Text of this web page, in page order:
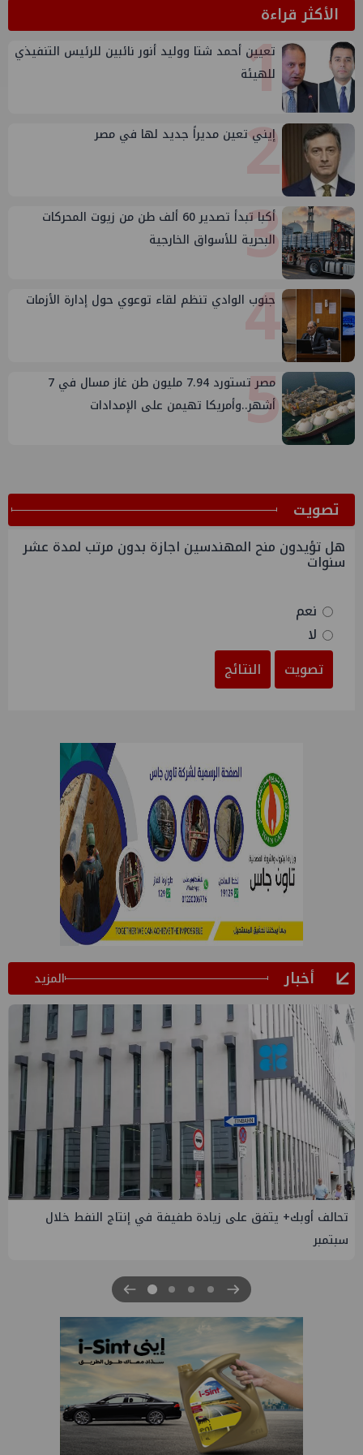
الأكثر قراءة1
تعيين أحمد شتا ووليد أنور نائبين للرئيس التنفيذي
للهيئة
2
إيني تعين مديراً جديد لها في مصر
3
أكبا تبدأ تصدير 60 ألف طن من زيوت المحركات
البحرية للأسواق الخارجية
4
جنوب الوادي تنظم لقاء توعوي حول إدارة الأزمات
5
مصر تستورد 7.94 مليون طن غاز مسال في 7
أشهر..وأمريكا تهيمن على الإمدادات
ﺗﺼﻮﻳﺖ
هل تؤيدون منح المهندسين اجازة بدون مرتب لمدة عشر
سنوات
نعم
لا
تصويت
النتائج
أخبار المزيد
إسدال الستار على النسخة الثانية من "منتدى مصر للطاقة
والصناعة 2026" بنجاح